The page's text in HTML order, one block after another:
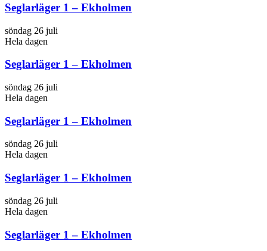
Seglarläger 1 – Ekholmen
söndag 26 juli
Hela dagen
Seglarläger 1 – Ekholmen
söndag 26 juli
Hela dagen
Seglarläger 1 – Ekholmen
söndag 26 juli
Hela dagen
Seglarläger 1 – Ekholmen
söndag 26 juli
Hela dagen
Seglarläger 1 – Ekholmen